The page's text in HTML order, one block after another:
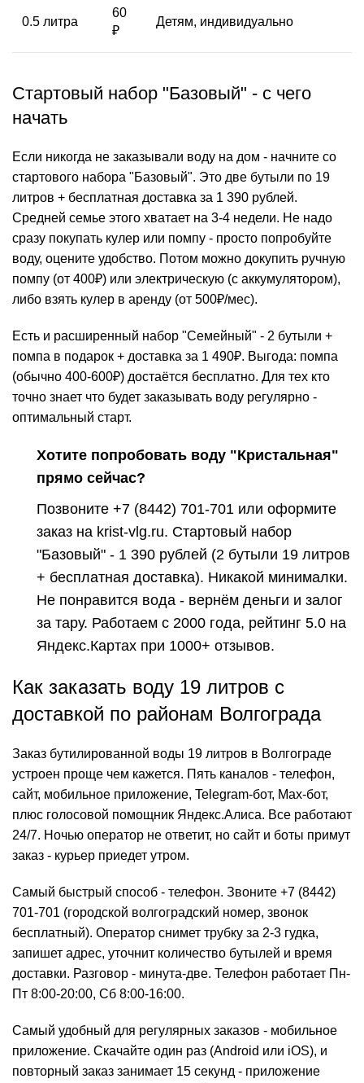
0.5 литра
60
₽
Детям, индивидуально
Стартовый набор "Базовый" - с чего
начать
Если никогда не заказывали воду на дом - начните со
стартового набора "Базовый". Это две бутыли по 19
литров + бесплатная доставка за 1 390 рублей.
Средней семье этого хватает на 3-4 недели. Не надо
сразу покупать кулер или помпу - просто попробуйте
воду, оцените удобство. Потом можно докупить ручную
помпу (от 400₽) или электрическую (с аккумулятором),
либо взять кулер в аренду (от 500₽/мес).
Есть и расширенный набор "Семейный" - 2 бутыли +
помпа в подарок + доставка за 1 490₽. Выгода: помпа
(обычно 400-600₽) достаётся бесплатно. Для тех кто
точно знает что будет заказывать воду регулярно -
оптимальный старт.
Хотите попробовать воду "Кристальная"
прямо сейчас?
Позвоните +7 (8442) 701-701 или оформите
заказ на krist-vlg.ru. Стартовый набор
"Базовый" - 1 390 рублей (2 бутыли 19 литров
+ бесплатная доставка). Никакой минималки.
Не понравится вода - вернём деньги и залог
за тару. Работаем с 2000 года, рейтинг 5.0 на
Яндекс.Картах при 1000+ отзывов.
Как заказать воду 19 литров с
доставкой по районам Волгограда
Заказ бутилированной воды 19 литров в Волгограде
устроен проще чем кажется. Пять каналов - телефон,
сайт, мобильное приложение, Telegram-бот, Max-бот,
плюс голосовой помощник Яндекс.Алиса. Все работают
24/7. Ночью оператор не ответит, но сайт и боты примут
заказ - курьер приедет утром.
Самый быстрый способ - телефон. Звоните +7 (8442)
701-701 (городской волгоградский номер, звонок
бесплатный). Оператор снимет трубку за 2-3 гудка,
запишет адрес, уточнит количество бутылей и время
доставки. Разговор - минута-две. Телефон работает Пн-
Пт 8:00-20:00, Сб 8:00-16:00.
Самый удобный для регулярных заказов - мобильное
приложение. Скачайте один раз (Android или iOS), и
повторный заказ занимает 15 секунд - приложение